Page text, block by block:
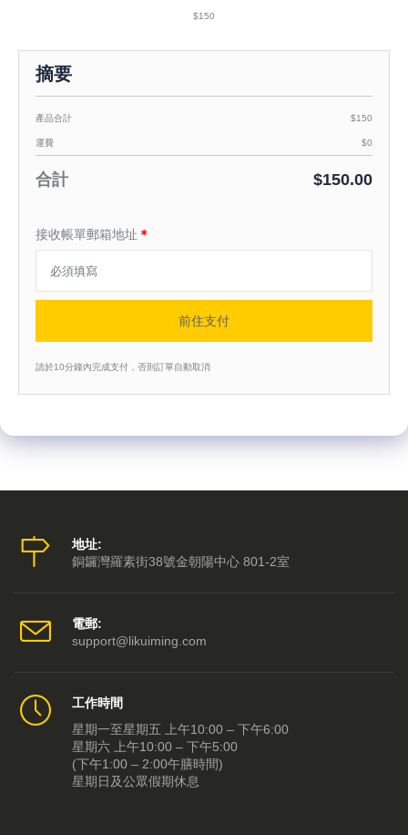
$150
摘要
產品合計 $150
運費 $0
合計 $150.00
接收帳單郵箱地址 ＊
前住支付
請於10分鐘內完成支付，否則訂單自動取消
地址:
銅鑼灣羅素街38號金朝陽中心 801-2室
電郵:
support@likuiming.com
工作時間
星期一至星期五 上午10:00 – 下午6:00
星期六 上午10:00 – 下午5:00
(下午1:00 – 2:00午膳時間)
星期日及公眾假期休息